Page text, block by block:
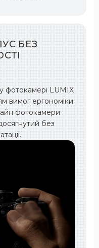
БЕЗ
фотокамері LUMIX
вимог ергономіки.
фотокамери
без